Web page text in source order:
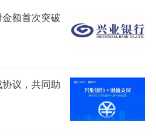
额首次突破
议，共同助